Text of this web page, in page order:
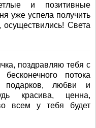
и позитивные
уже успела получить
Света
поздравляю тебя с
потока
подарков, любви и
красива, ценна,
всем у тебя будет